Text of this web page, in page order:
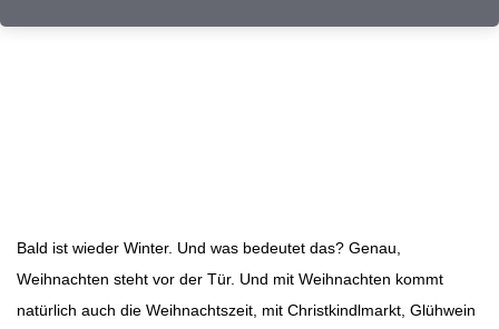
Bald ist wieder Winter. Und was bedeutet das? Genau,
Weihnachten steht vor der Tür. Und mit Weihnachten kommt
natürlich auch die Weihnachtszeit, mit Christkindlmarkt, Glühwein